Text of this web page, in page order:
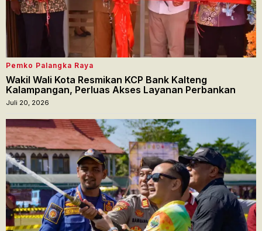
Pemko Palangka Raya
Wakil Wali Kota Resmikan KCP Bank Kalteng
Kalampangan, Perluas Akses Layanan Perbankan
Juli 20, 2026